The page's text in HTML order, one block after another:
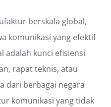
berskala global,
komunikasi yang efektif
adalah kunci efisiensi
rapat teknis, atau
dari berbagai negara
komunikasi yang tidak